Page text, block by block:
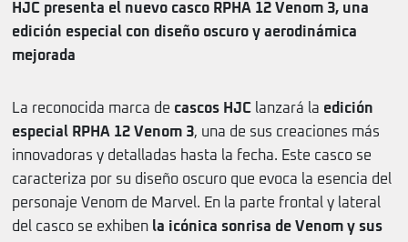
HJC presenta el nuevo casco RPHA 12 Venom 3, una
edición especial con diseño oscuro y aerodinámica
mejorada
La reconocida marca de cascos HJC lanzará la edición
especial RPHA 12 Venom 3, una de sus creaciones más
innovadoras y detalladas hasta la fecha. Este casco se
caracteriza por su diseño oscuro que evoca la esencia del
personaje Venom de Marvel. En la parte frontal y lateral
del casco se exhiben la icónica sonrisa de Venom y sus